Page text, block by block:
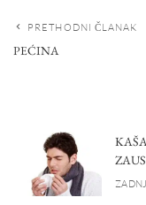
PRETHODNI ČLANAK
PEĆINA